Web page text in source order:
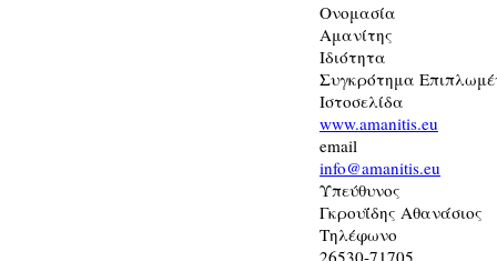
Ονομασία
Αμανίτης
Ιδιότητα
Συγκρότημα
Ιστοσελίδα
www.amanitis.eu
email
info@amanitis.eu
Υπεύθυνος
Γκρουΐδης Αθανάσιος
Τηλέφωνο